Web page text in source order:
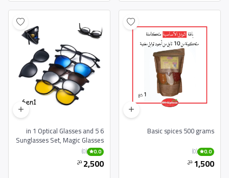
Basic spices 500 grams
0.0
(0)
1,500 دج
6 in 1 Optical Glasses and 5
Sunglasses Set, Magic Glasses
with Different Frames
0.0
(0)
2,500 دج